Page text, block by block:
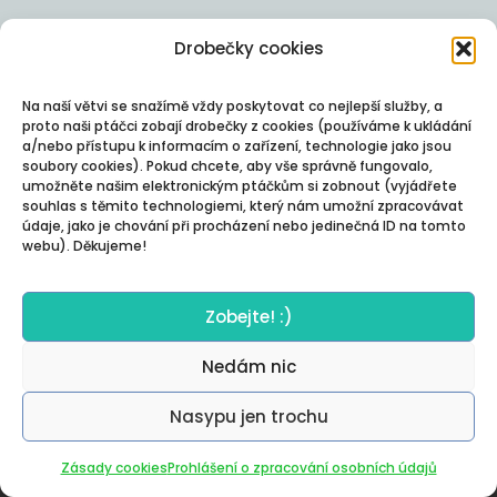
Drobečky cookies
Na naší větvi se snažímě vždy poskytovat co nejlepší služby, a
proto naši ptáčci zobají drobečky z cookies (používáme k ukládání
a/nebo přístupu k informacím o zařízení, technologie jako jsou
soubory cookies). Pokud chcete, aby vše správně fungovalo,
umožněte našim elektronickým ptáčkům si zobnout (vyjádřete
souhlas s těmito technologiemi, který nám umožní zpracovávat
údaje, jako je chování při procházení nebo jedinečná ID na tomto
webu). Děkujeme!
Zobejte! :)
Nedám nic
Nasypu jen trochu
Zásady cookiesProhlášení o zpracování osobních údajů
Autor:Posterity